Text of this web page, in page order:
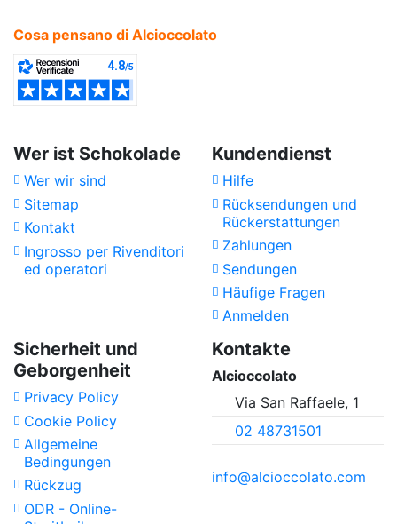
Cosa pensano di Alcioccolato
Wer ist Schokolade
Wer wir sind
Sitemap
Kontakt
Ingrosso per Rivenditori
ed operatori
Kundendienst
Hilfe
Rücksendungen und
Rückerstattungen
Zahlungen
Sendungen
Häufige Fragen
Anmelden
Sicherheit und
Geborgenheit
Privacy Policy
Cookie Policy
Allgemeine
Bedingungen
Rückzug
ODR - Online-
Kontakte
Alcioccolato
Via San Raffaele, 1
02 48731501
info@alcioccolato.com